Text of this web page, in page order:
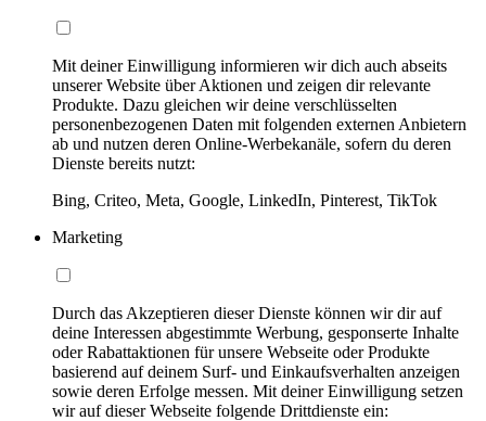
Mit deiner Einwilligung informieren wir dich auch abseits
unserer Website über Aktionen und zeigen dir relevante
Produkte. Dazu gleichen wir deine verschlüsselten
personenbezogenen Daten mit folgenden externen Anbietern
ab und nutzen deren Online-Werbekanäle, sofern du deren
Dienste bereits nutzt:
Bing, Criteo, Meta, Google, LinkedIn, Pinterest, TikTok
Marketing
Durch das Akzeptieren dieser Dienste können wir dir auf
deine Interessen abgestimmte Werbung, gesponserte Inhalte
oder Rabattaktionen für unsere Webseite oder Produkte
basierend auf deinem Surf- und Einkaufsverhalten anzeigen
sowie deren Erfolge messen. Mit deiner Einwilligung setzen
wir auf dieser Webseite folgende Drittdienste ein: